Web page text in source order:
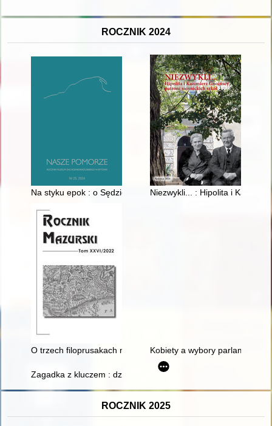
ROCZNIK 2024
Na styku epok : o Sędzickim (nie)lirycznieNiezwykli... : Hipolita i
O trzech filoprusakach na MazurachKobiety a wybory
Zagadka z kluczem : dziwny przedmiot z XIX-wiecznych
ROCZNIK 2025